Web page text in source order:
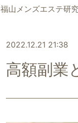
福山メンズエステ研
2022.12.21 21:38
高額副業